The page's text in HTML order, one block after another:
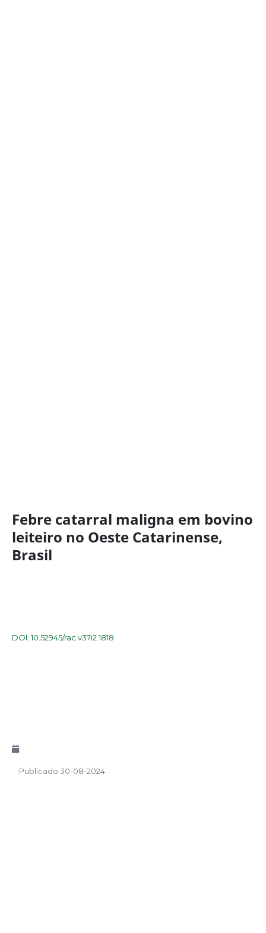
Febre catarral maligna em bovino
leiteiro no Oeste Catarinense,
Brasil
DOI: 10.52945/rac.v37i2.1818
Publicado 30-08-2024